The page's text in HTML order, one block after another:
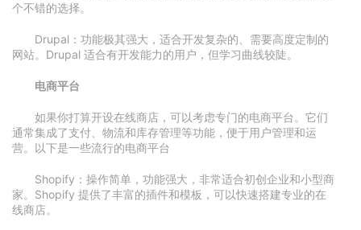
个不错的选择。
Drupal：功能极其强大，适合开发复杂的、需要高度定制的
网站。Drupal 适合有开发能力的用户，但学习曲线较陡。
电商平台
如果你打算开设在线商店，可以考虑专门的电商平台。它们
通常集成了支付、物流和库存管理等功能，便于用户管理和运
营。以下是一些流行的电商平台
Shopify：操作简单，功能强大，非常适合初创企业和小型商
家。Shopify 提供了丰富的插件和模板，可以快速搭建专业的在
线商店。